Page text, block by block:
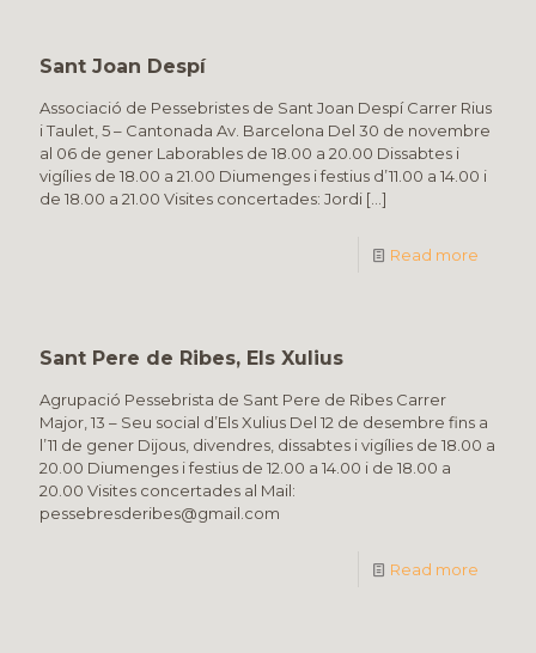
Sant Joan Despí
Associació de Pessebristes de Sant Joan Despí Carrer Rius
i Taulet, 5 – Cantonada Av. Barcelona Del 30 de novembre
al 06 de gener Laborables de 18.00 a 20.00 Dissabtes i
vigílies de 18.00 a 21.00 Diumenges i festius d’11.00 a 14.00 i
de 18.00 a 21.00 Visites concertades: Jordi […]
Read more
Sant Pere de Ribes, Els Xulius
Agrupació Pessebrista de Sant Pere de Ribes Carrer
Major, 13 – Seu social d’Els Xulius Del 12 de desembre fins a
l’11 de gener Dijous, divendres, dissabtes i vigílies de 18.00 a
20.00 Diumenges i festius de 12.00 a 14.00 i de 18.00 a
20.00 Visites concertades al Mail:
pessebresderibes@gmail.com
Read more